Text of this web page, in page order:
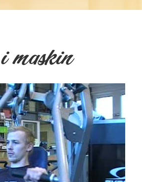
maskin